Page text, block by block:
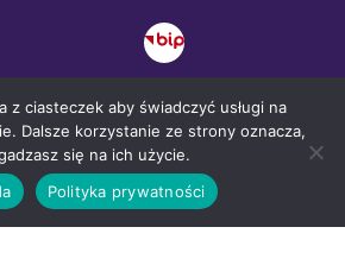
Publiczne nr. 14 w Tarnowie
z ciasteczek aby świadczyć usługi na
Dalsze korzystanie ze strony oznacza,
się na ich użycie.
Polityka prywatności